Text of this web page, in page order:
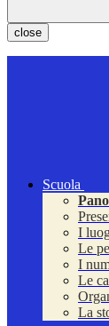
close
Scuola
I
Le
I
Le
La